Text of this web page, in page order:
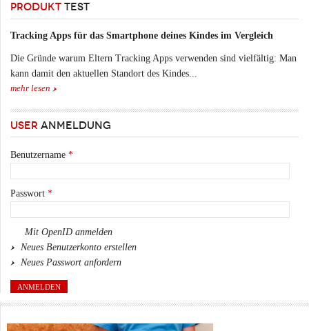
PRODUKT TEST
Tracking Apps für das Smartphone deines Kindes im Vergleich
Die Gründe warum Eltern Tracking Apps verwenden sind vielfältig: Man
kann damit den aktuellen Standort des Kindes...
mehr lesen
USER ANMELDUNG
Benutzername *
Passwort *
Mit OpenID anmelden
Neues Benutzerkonto erstellen
Neues Passwort anfordern